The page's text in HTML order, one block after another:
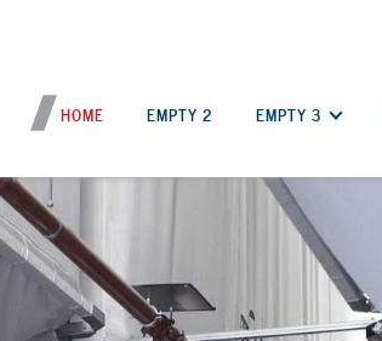
HOME EMPTY 2 EMPTY 3